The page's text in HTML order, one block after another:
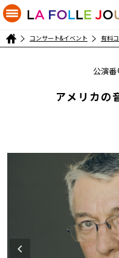
コンサート&イベント 有料
公演番
アメリカの